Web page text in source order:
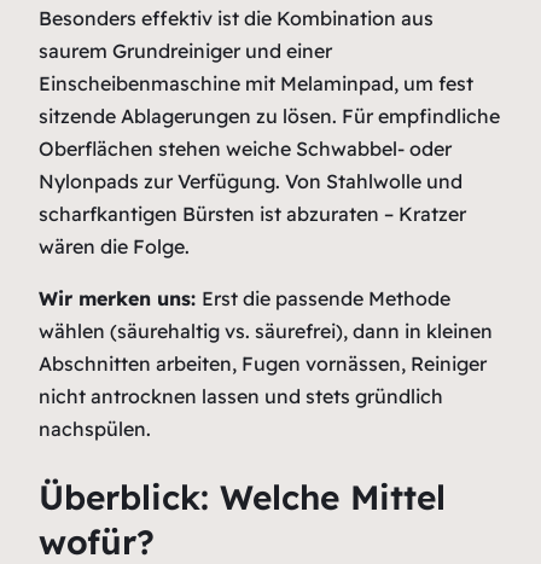
Besonders effektiv ist die Kombination aus
saurem Grundreiniger und einer
Einscheibenmaschine mit Melaminpad, um fest
sitzende Ablagerungen zu lösen. Für empfindliche
Oberflächen stehen weiche Schwabbel- oder
Nylonpads zur Verfügung. Von Stahlwolle und
scharfkantigen Bürsten ist abzuraten – Kratzer
wären die Folge.
Wir merken uns: Erst die passende Methode
wählen (säurehaltig vs. säurefrei), dann in kleinen
Abschnitten arbeiten, Fugen vornässen, Reiniger
nicht antrocknen lassen und stets gründlich
nachspülen.
Überblick: Welche Mittel
wofür?